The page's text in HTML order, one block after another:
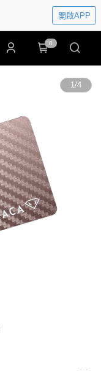
開啟APP
0
1/4